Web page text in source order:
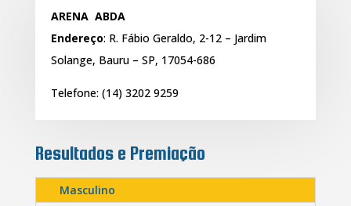
ARENA ABDA
Endereço: R. Fábio Geraldo, 2-12 – Jardim
Solange, Bauru – SP, 17054-686
Telefone: (14) 3202 9259
Resultados e Premiação
Masculino